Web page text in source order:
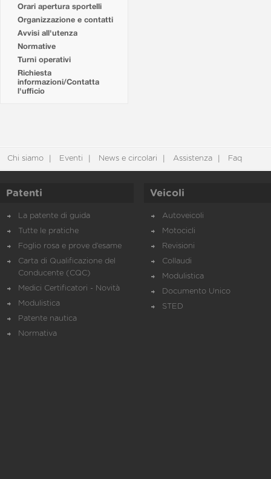
Orari apertura sportelli
Organizzazione e contatti
Avvisi all'utenza
Normative
Turni operativi
Richiesta
informazioni/Contatta
l'ufficio
Chi siamo Eventi News e circolari Assistenza Faq
Patenti
La patente di guida
Tutte le pratiche
Foglio rosa e prove d’esame
Carta di Qualificazione del
Conducente (CQC)
Medici Certificatori - Novità
Modulistica
Patente nautica
Normativa
Veicoli
Autoveicoli
Motocicli
Revisioni
Collaudi
Modulistica
Documento Unico
STED